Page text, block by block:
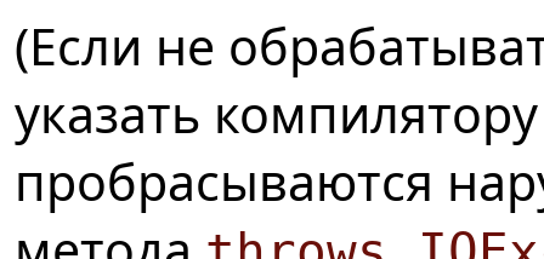
(Если не
указать
пробрасываются